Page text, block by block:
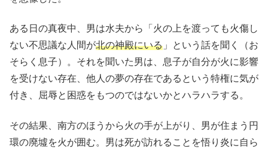
ある日の真夜中、男は水夫から「火の上を渡っても火傷し
ない不思議な人間が北の神殿にいる 」という話を聞く（お
そらく息子）。それを聞いた男は、息子が自分が火に影響
を受けない存在、他人の夢の存在であるという特権に気が
付き、屈辱と困惑をもつのではないかとハラハラする。
その結果、南方のほうから火の手が上がり、男が住まう円
環の廃墟を火が囲む。男は死が訪れることを悟り炎に自ら